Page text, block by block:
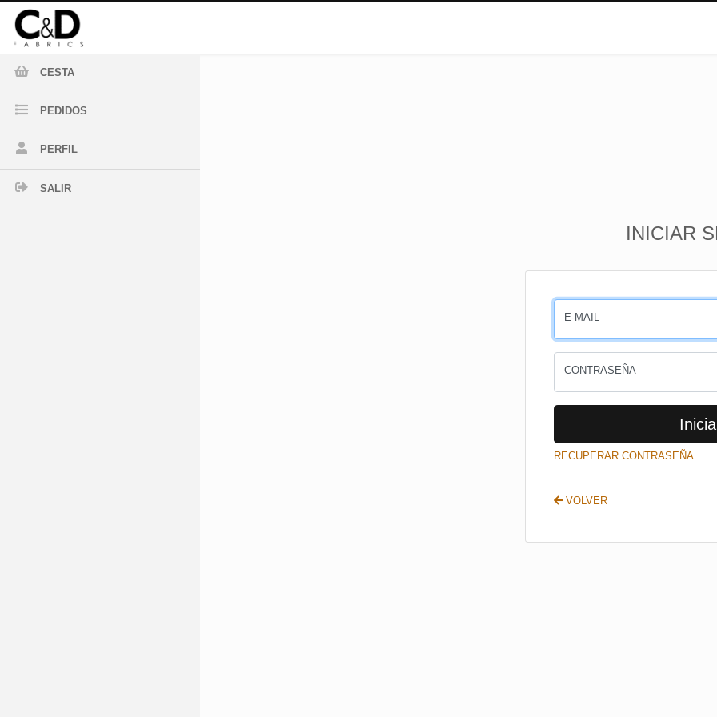
CESTA
PEDIDOS
PERFIL
SALIR
INICIAR
E-MAIL
CONTRASEÑA
RECUPERAR CONTRASEÑA
VOLVER